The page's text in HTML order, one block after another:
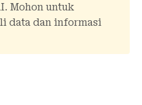
Mohon untuk
data dan informasi